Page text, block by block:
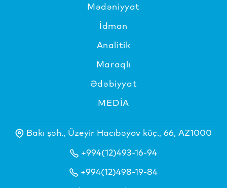
Mədəniyyat
İdman
Analitik
Maraqlı
Ədəbiyyat
MEDİA
Bakı şəh., Üzeyir Hacıbəyov küç., 66, AZ1000
+994(12)493-16-94
+994(12)498-19-84